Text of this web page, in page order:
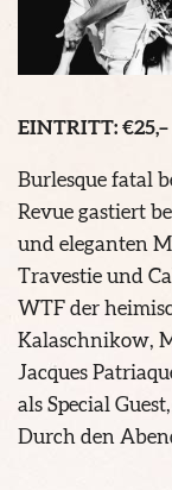
EINTRITT: €25,–
Burlesque fatal
Revue gastiert
und eleganten
Travestie und
WTF der
Kalaschnikow,
Jacques
als Special
Durch den